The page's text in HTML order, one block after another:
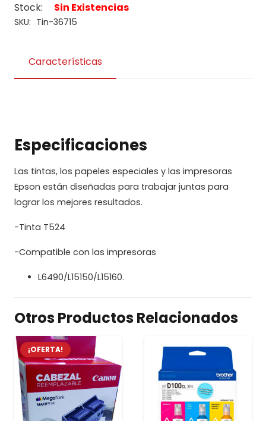
Stock: Sin Existencias
SKU: Tin-36715
Características
Especificaciones
Las tintas, los papeles especiales y las impresoras
Epson están diseñadas para trabajar juntas para
lograr los mejores resultados.
-Tinta T524
-Compatible con las impresoras
L6490/L15150/L15160.
Otros Productos Relacionados
¡OFERTA!